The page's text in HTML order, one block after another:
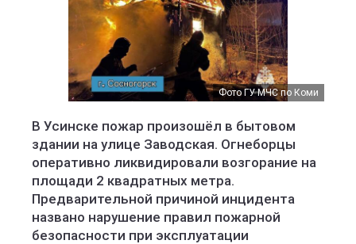
Фото ГУ МЧС по Коми
В Усинске пожар произошёл в бытовом
здании на улице Заводская. Огнеборцы
оперативно ликвидировали возгорание на
площади 2 квадратных метра.
Предварительной причиной инцидента
названо нарушение правил пожарной
безопасности при эксплуатации